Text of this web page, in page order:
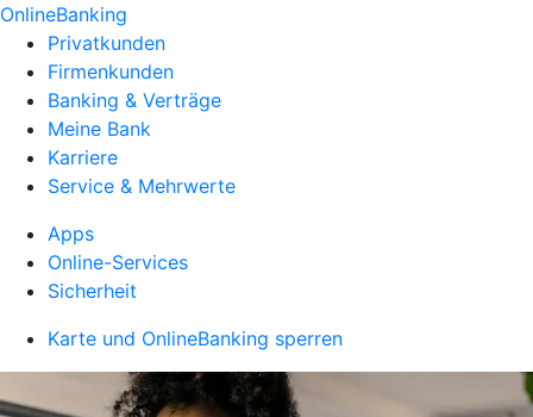
OnlineBanking
Privatkunden
Firmenkunden
Banking & Verträge
Meine Bank
Karriere
Service & Mehrwerte
Apps
Online-Services
Sicherheit
Karte und OnlineBanking sperren